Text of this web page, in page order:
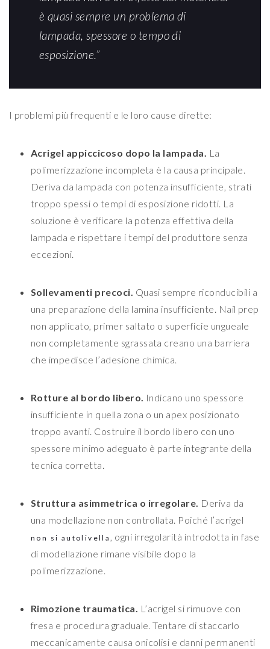
è quasi sempre un problema di
lampada, spessore o tempo di
esposizione.”
I problemi più frequenti e le loro cause dirette:
Acrigel appiccicoso dopo la lampada. La
polimerizzazione incompleta è la causa principale.
Deriva da lampada con potenza insufficiente, strati
troppo spessi o tempi di esposizione ridotti. La
soluzione è verificare la potenza effettiva della
lampada e rispettare i tempi del produttore senza
eccezioni.
Sollevamenti precoci. Quasi sempre riconducibili a
una preparazione della lamina insufficiente. Nail prep
non applicato, primer saltato o superficie ungueale
non completamente sgrassata creano una barriera
che impedisce l’adesione chimica.
Rotture al bordo libero. Indicano uno spessore
insufficiente in quella zona o un apex posizionato
troppo avanti. Costruire il bordo libero con uno
spessore minimo adeguato è parte integrante della
tecnica corretta.
Struttura asimmetrica o irregolare. Deriva da
una modellazione non controllata. Poiché l’acrigel
non si autolivella, ogni irregolarità introdotta in fase
di modellazione rimane visibile dopo la
polimerizzazione.
Rimozione traumatica. L’acrigel si rimuove con
fresa e procedura graduale. Tentare di staccarlo
meccanicamente causa onicolisi e danni permanenti